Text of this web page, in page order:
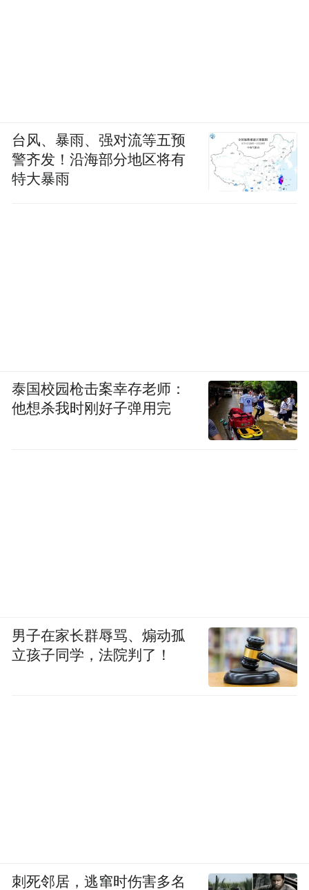
台风、暴雨、强对流等五预
警齐发！沿海部分地区将有
特大暴雨
泰国校园枪击案幸存老师：
他想杀我时刚好子弹用完
男子在家长群辱骂、煽动孤
立孩子同学，法院判了！
刺死邻居，逃窜时伤害多名